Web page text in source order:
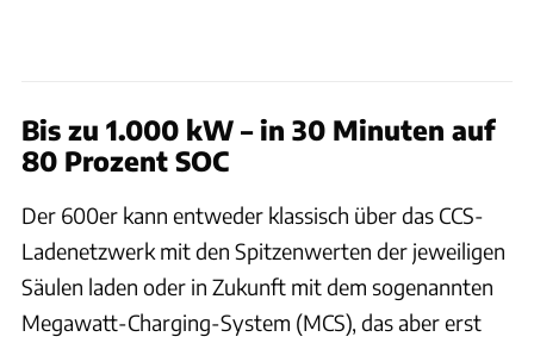
Bis zu 1.000 kW – in 30 Minuten auf
80 Prozent SOC
Der 600er kann entweder klassisch über das CCS-
Ladenetzwerk mit den Spitzenwerten der jeweiligen
Säulen laden oder in Zukunft mit dem sogenannten
Megawatt-Charging-System (MCS), das aber erst